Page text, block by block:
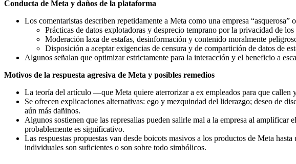
Conducta de Meta y daños de la plataforma
Los comentaristas describen repetidamente a Meta como una empresa “asquerosa”
Prácticas de datos explotadoras y desprecio temprano por la privacidad de los
Moderación laxa de estafas, desinformación y contenido moralmente
Disposición a aceptar exigencias de censura y de compartición de datos de
Algunos señalan que optimizar estrictamente para la interacción y el beneficio a
Motivos de la respuesta agresiva de Meta y posibles remedios
La teoría del artículo —que Meta quiere aterrorizar a ex empleados para que
Se ofrecen explicaciones alternativas: ego y mezquindad del liderazgo; deseo de
aún más dañinos.
Algunos sostienen que las represalias pueden salirle mal a la empresa al
probablemente es significativo.
Las respuestas propuestas van desde boicots masivos a los productos de Meta
individuales son suficientes o son sobre todo simbólicos.